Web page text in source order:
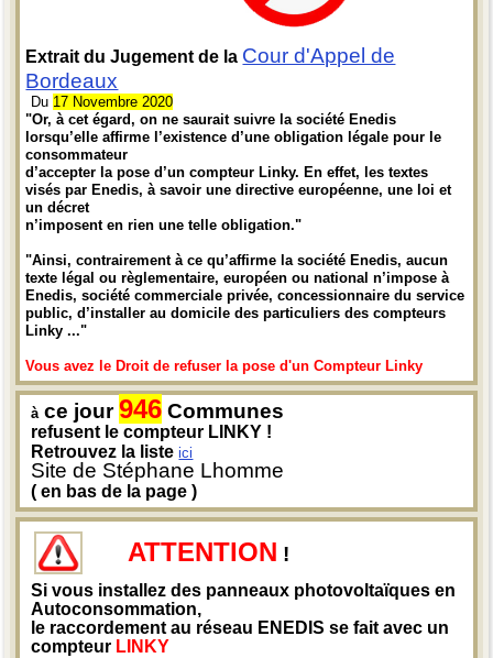
Extrait du Jugement de la Cour d'Appel de
Bordeaux
Du 17 Novembre 2020
"Or, à cet égard, on ne saurait suivre la société Enedis
lorsqu’elle affirme l’existence d’une obligation légale pour le
consommateur
d’accepter la pose d’un compteur Linky. En effet, les textes
visés par Enedis, à savoir une directive européenne, une loi et
un décret
n’imposent en rien une telle obligation."
"Ainsi, contrairement à ce qu’affirme la société Enedis, aucun
texte légal ou règlementaire, européen ou national n’impose à
Enedis, société commerciale privée, concessionnaire du service
public, d’installer au domicile des particuliers des compteurs
Linky ..."
Vous avez le Droit de refuser la pose d'un Compteur Linky
à ce jour946 Communes
refusent le compteur LINKY !
Retrouvez la listeici
Site de Stéphane Lhomme
( en bas de la page )
ATTENTION !
Si vous installez des panneaux photovoltaïques en
Autoconsommation,
le raccordement au réseau ENEDIS se fait avec un
compteur LINKY